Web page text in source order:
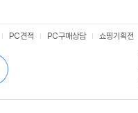
PC견적 PC구매상담 쇼핑기획전